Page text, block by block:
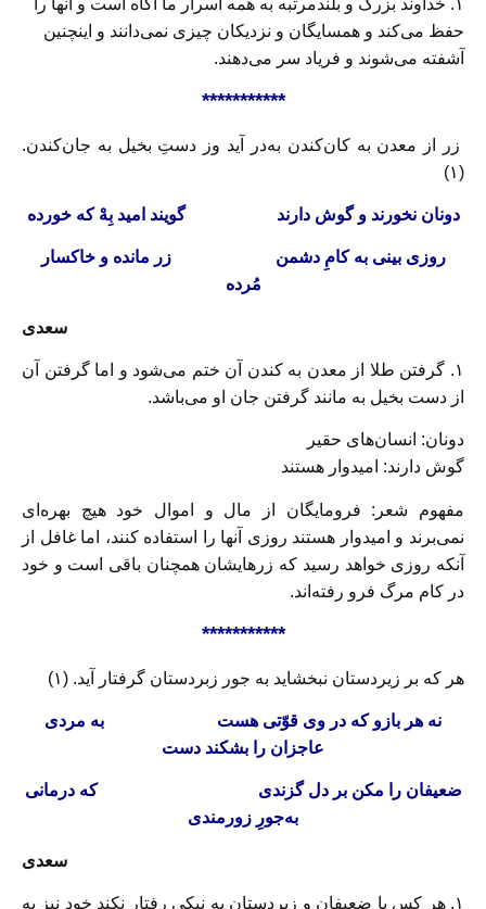
حفظ می‌کند و همسایگان و نزدیکان چیزی نمی‌دانند و اینچنین
آشفته می‌شوند و فریاد سر می‌دهند.
***********
زر از معدن به کان‌کندن به‌در آید وز دستِ بخیل به جان‌کندن.
(۱)
دونان نخورند و گوش دارندگویند امید بِهْ که خورده
روزی بینی به کامِ دشمنزر مانده و خاکسار
مُرده
سعدی
۱. گرفتن طلا از معدن به کندن آن ختم می‌شود و اما گرفتن آن
از دست بخیل به مانند گرفتن جان او می‌باشد.
دونان: انسان‌های حقیر
گوش دارند: امیدوار هستند
مفهوم شعر: فرومایگان از مال و اموال خود هیچ بهره‌ای
نمی‌برند و امیدوار هستند روزی آنها را استفاده کنند، اما غافل از
آنکه روزی خواهد رسید که زرهایشان همچنان باقی است و خود
در کام مرگ فرو رفته‌اند.
***********
هر که بر زيردستان نبخشايد به جور زبردستان گرفتار آيد. (۱)
نه هر بازو که در وی قوّتی هست به مردی
عاجزان را بشکند دست
ضعيفان را مکن بر دل گزندیکه درمانی
به‌جورِ زورمندی
سعدی
۱. هر کس با ضعیفان و زیردستان به نیکی رفتار نکند خود نیز به